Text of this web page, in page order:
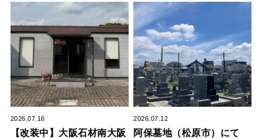
2026.07.16
【改装中】大阪石材南大阪
2026.07.12
阿保墓地（松原市）にて